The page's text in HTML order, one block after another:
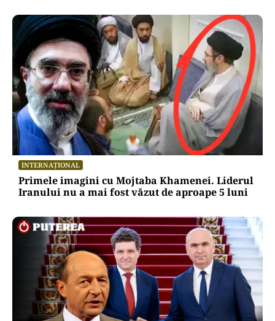
INTERNAȚIONAL
Primele imagini cu Mojtaba Khamenei. Liderul
Iranului nu a mai fost văzut de aproape 5 luni